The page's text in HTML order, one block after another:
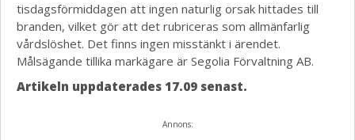
tisdagsförmiddagen att ingen naturlig orsak hittades till
branden, vilket gör att det rubriceras som allmänfarlig
vårdslöshet. Det finns ingen misstänkt i ärendet.
Målsägande tillika markägare är Segolia Förvaltning AB.
Artikeln uppdaterades 17.09 senast.
Annons: